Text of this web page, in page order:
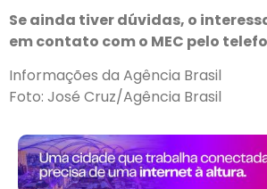
Se ainda tiver dúvidas, o
em contato com o MEC pelo
Informações da Agência Brasil
Foto: José Cruz/Agência Brasil